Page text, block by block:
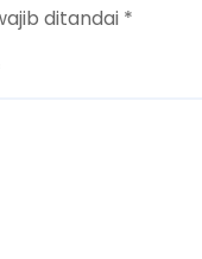
ditandai *